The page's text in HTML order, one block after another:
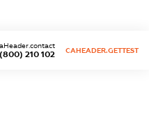
210 102 CAHEADER.GETTEST